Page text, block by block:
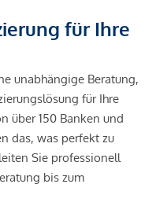
für Ihre
unabhängige Beratung,
für Ihre
über 150 Banken und
das, was perfekt zu
Sie professionell
bis zum